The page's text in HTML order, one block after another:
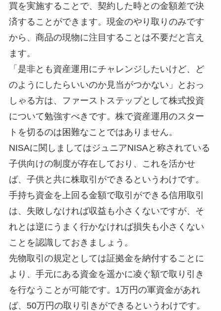
買を実施することで、契約した時との金額差で決
済することができます。現金のやり取りのみです
から、商品の現物に注目することは不要だと言え
ます。
「是非とも資産運用にチャレンジしたいけど、ど
のようにしたらいいのか見当がつかない」とおっ
しゃる方は、ファーストステップとして株式投資
について勉強すべきです。株で資産運用のスター
トを切るのは困難なことではありません。
NISAに関しましてはジュニアNISAと称されている
子供向けの制度が存在しており、これを活かせ
ば、子供と共に株取引ができるというわけです。
手持ち資金を上回る金額で取引ができる信用取引
は、失敗しなければ収益も小さくないですが、そ
れとは逆にうまく行かなければ損失も小さくない
ことを認識しておきましょう。
先物取引の規定としては証拠金を納付することに
より、手元にある資金を遥かに凌ぐ額で取り引き
を行なうことが可能です。1万円の軍資金があれ
ば、50万円の取り引きができるというわけです。